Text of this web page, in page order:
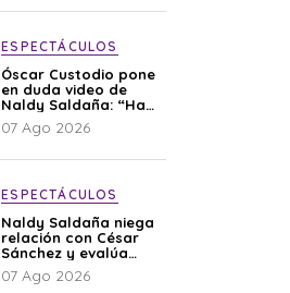
ESPECTÁCULOS
Óscar Custodio pone
en duda video de
Naldy Saldaña: “Hay
cosas que de repente
se han editado”
07 Ago 2026
ESPECTÁCULOS
Naldy Saldaña niega
relación con César
Sánchez y evalúa
denunciar a su
esposa: “Es una
07 Ago 2026